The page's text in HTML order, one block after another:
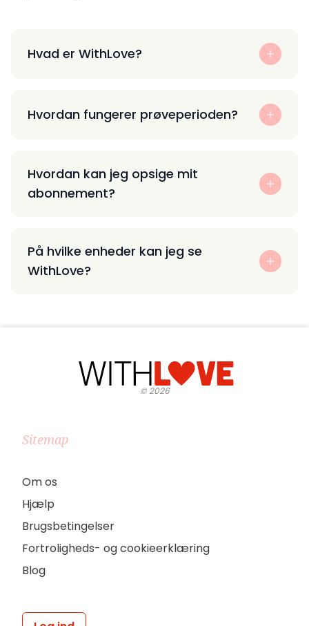
Hvad er WithLove?
Hvordan fungerer prøveperioden?
Hvordan kan jeg opsige mit
abonnement?
På hvilke enheder kan jeg se
WithLove?
©2026
Sitemap
Om os
Hjælp
Brugsbetingelser
Fortroligheds- og cookieerklæring
Blog